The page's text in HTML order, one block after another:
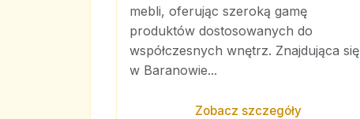
mebli, oferując szeroką gamę
produktów dostosowanych do
współczesnych wnętrz. Znajdująca się
w Baranowie...
Zobacz szczegóły